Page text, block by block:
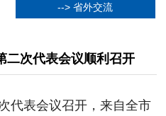
--> 省外交流
二次代表会议顺利召开
代表会议召开，来自全市